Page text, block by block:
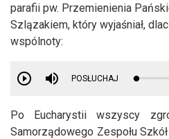
parafii pw. Przemienienia
Szlązakiem, który wyjaśniał,
wspólnoty:
POSŁUCHAJ
Po Eucharystii wszyscy
Samorządowego Zespołu